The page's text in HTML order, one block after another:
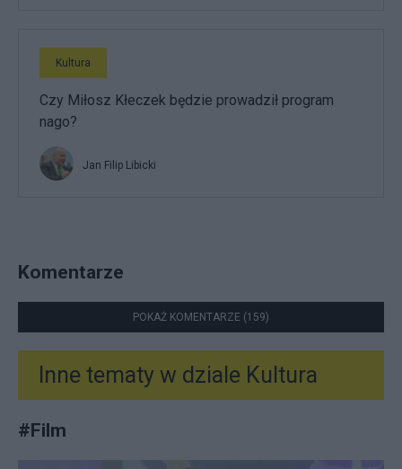
Kultura
Czy Miłosz Kłeczek będzie prowadził program
nago?
Jan Filip Libicki
Komentarze
POKAŻ KOMENTARZE (159)
Inne tematy w dziale Kultura
#Film